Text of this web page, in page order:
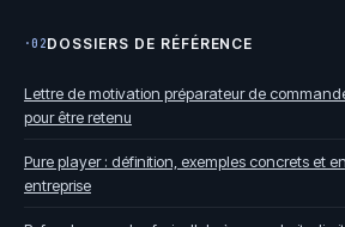
·02DOSSIERS DE RÉFÉRENCE
Lettre de motivation préparateur de
pour être retenu
Pure player : définition, exemples concrets et
entreprise